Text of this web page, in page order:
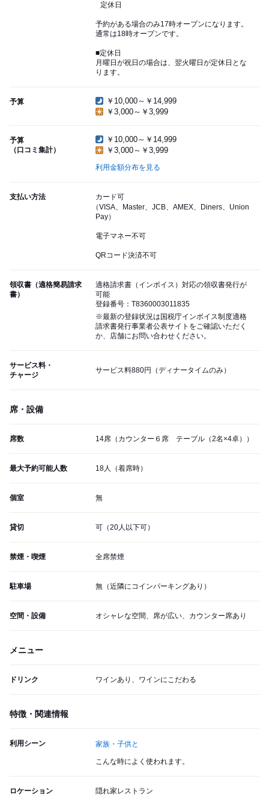
定休日
予約がある場合のみ17時オープンになります。
通常は18時オープンです。
■定休日
月曜日が祝日の場合は、翌火曜日が定休日とな
ります。
予算
￥10,000～￥14,999
￥3,000～￥3,999
予算
（口コミ集計）
￥10,000～￥14,999
￥3,000～￥3,999
利用金額分布を見る
支払い方法
カード可
（VISA、Master、JCB、AMEX、Diners、Union
Pay）
電子マネー不可
QRコード決済不可
領収書（適格簡易請求
書）
適格請求書（インボイス）対応の領収書発行が
可能
登録番号：T8360003011835
※最新の登録状況は国税庁インボイス制度適格
請求書発行事業者公表サイトをご確認いただく
か、店舗にお問い合わせください。
サービス料・
チャージ
サービス料880円（ディナータイムのみ）
席・設備
席数 14席（カウンター６席 テーブル（2名×4卓））
最大予約可能人数 18人（着席時）
個室 無
貸切 可（20人以下可）
禁煙・喫煙 全席禁煙
駐車場 無（近隣にコインパーキングあり）
空間・設備 オシャレな空間、席が広い、カウンター席あり
メニュー
ドリンク ワインあり、ワインにこだわる
特徴・関連情報
利用シーン 家族・子供と
こんな時によく使われます。
ロケーション 隠れ家レストラン